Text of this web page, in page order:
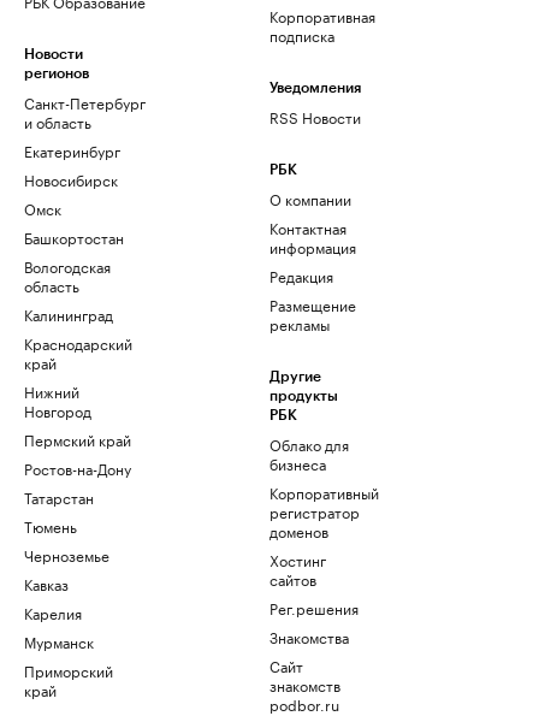
Новости
регионов
Санкт-Петербург
и область
Екатеринбург
Новосибирск
Омск
Башкортостан
Вологодская
область
Калининград
Краснодарский
край
Нижний
Новгород
Пермский край
Ростов-на-Дону
Татарстан
Тюмень
Черноземье
Кавказ
Карелия
Мурманск
Приморский
край
Корпоративная
подписка
Уведомления
RSS Новости
РБК
О компании
Контактная
информация
Редакция
Размещение
рекламы
Другие
продукты
РБК
Облако для
бизнеса
Корпоративный
регистратор
доменов
Хостинг
сайтов
Рег.решения
Знакомства
Сайт
знакомств
podbor.ru